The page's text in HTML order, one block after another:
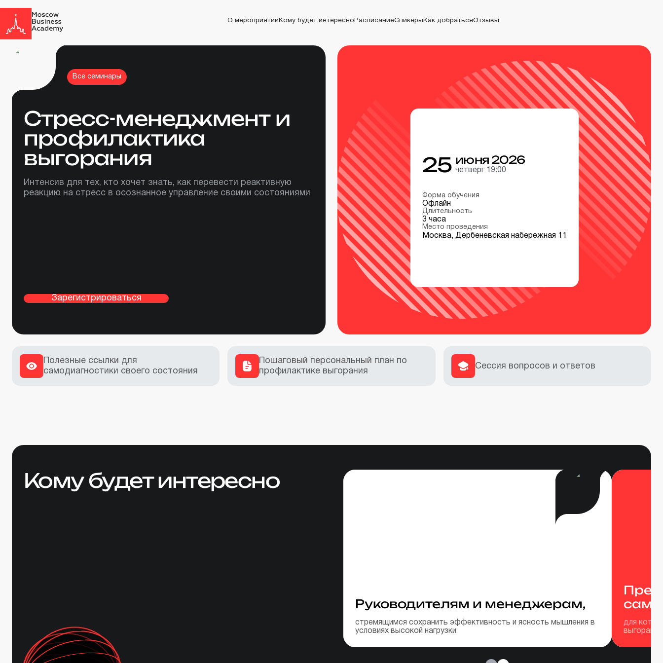
О мероприятии Кому будет интересно РасписаниеСпикеры Как добратьсяОтзывы
О мероприятииКому будет интересно РасписаниеСпикерыКак добратьсяОтзывы
Все семинары
Стресс-менеджмент и
профилактика
выгорания
Интенсив для тех, кто хочет знать, как перевести реактивную
реакцию на стресс в осознанное управление своими состояниями
Зарегистрироваться
25 июня 2026
четверг 19:00
Форма обучения
Офлайн
Длительность
3 часа
Место проведения
Москва, Дербеневская набережная 11
Полезные ссылки для
самодиагностики своего состояния
Пошаговый персональный план по
профилактике выгорания
Сессия вопросов и ответов
Кому будет интересно
Руководителям и менеджерам,
стремящимся сохранить эффективность и ясность мышления в
условиях высокой нагрузки
для